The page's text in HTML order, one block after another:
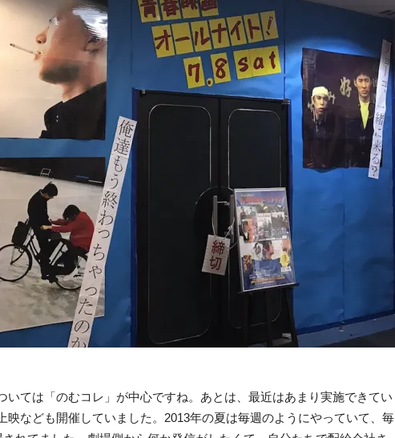
いては「のむコレ」が中心ですね。あとは、最近はあまり実施できてい
映なども開催していました。2013年の夏は毎週のようにやっていて、毎